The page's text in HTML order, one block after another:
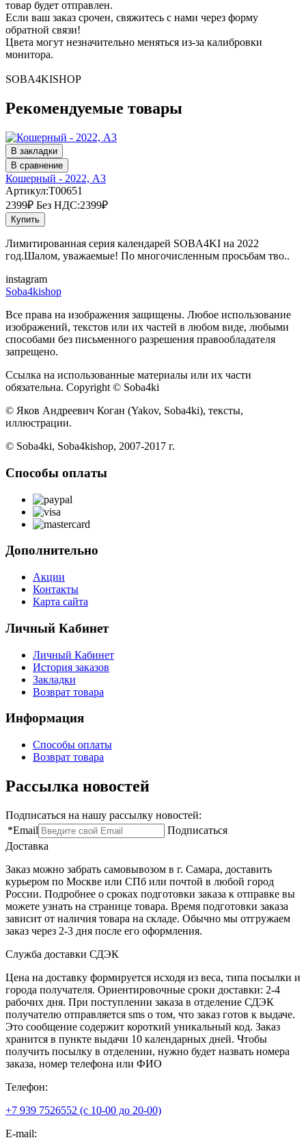
товар будет отправлен.
Если ваш заказ срочен, свяжитесь с нами через форму
обратной связи!
Цвета могут незначительно меняться из-за калибровки
монитора.
SOBA4KISHOP
Рекомендуемые товары
В закладки
В сравнение
Кошерный - 2022, А3
Артикул:T00651
2399₽ Без НДС:2399₽
Купить
Лимитированная серия календарей SOBA4KI на 2022
год.Шалом, уважаемые! По многочисленным просьбам тво..
instagram
Soba4kishop
Все права на изображения защищены. Любое использование
изображений, текстов или их частей в любом виде, любыми
способами без письменного разрешения правообладателя
запрещено.
Ссылка на использованные материалы или их части
обязательна. Copyright © Soba4ki
© Яков Андреевич Коган (Yakov, Soba4ki), тексты,
иллюстрации.
© Soba4ki, Soba4kishop, 2007-2017 г.
Способы оплаты
Дополнительно
Акции
Контакты
Карта сайта
Личный Кабинет
Личный Кабинет
История заказов
Закладки
Возврат товара
Информация
Способы оплаты
Возврат товара
Рассылка новостей
Подписаться на нашу рассылку новостей:
*Email
Подписаться
Доставка
Заказ можно забрать самовывозом в г. Самара, доставить
курьером по Москве или СПб или почтой в любой город
России. Подробнее о сроках подготовки заказа к отправке вы
можете узнать на странице товара. Время подготовки заказа
зависит от наличия товара на складе. Обычно мы отгружаем
заказ через 2-3 дня после его оформления.
Служба доставки СДЭК
Цена на доставку формируется исходя из веса, типа посылки и
города получателя. Ориентировочные сроки доставки: 2-4
рабочих дня. При поступлении заказа в отделение СДЭК
получателю отправляется sms о том, что заказ готов к выдаче.
Это сообщение содержит короткий уникальный код. Заказ
хранится в пункте выдачи 10 календарных дней. Чтобы
получить посылку в отделении, нужно будет назвать номера
заказа, номер телефона или ФИО
Телефон:
+7 939 7526552 (с 10-00 до 20-00)
E-mail: